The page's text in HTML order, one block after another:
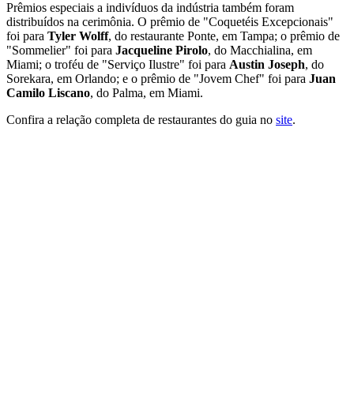
Prêmios especiais a indivíduos da indústria também foram
distribuídos na cerimônia. O prêmio de "Coquetéis Excepcionais"
foi para Tyler Wolff, do restaurante Ponte, em Tampa; o prêmio de
"Sommelier" foi para Jacqueline Pirolo, do Macchialina, em
Miami; o troféu de "Serviço Ilustre" foi para Austin Joseph, do
Sorekara, em Orlando; e o prêmio de "Jovem Chef" foi para Juan
Camilo Liscano, do Palma, em Miami.
Confira a relação completa de restaurantes do guia no site.